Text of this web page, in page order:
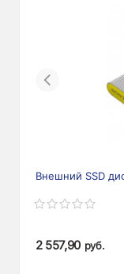
Previous
Внешний SSD
2 557,90 руб.